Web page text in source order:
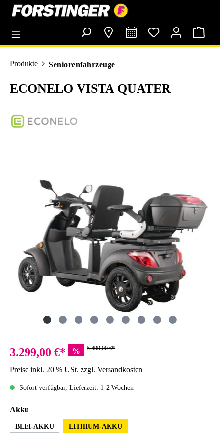
springen
Produkte Seniorenfahrzeuge
ECONELO VISTA QUATER
3.299,00 €* % 5.499,00 €*
Preise inkl. 20 % USt. zzgl. Versandkosten
Sofort verfügbar, Lieferzeit: 1-2 Wochen
Akku
BLEI-AKKU LITHIUM-AKKU